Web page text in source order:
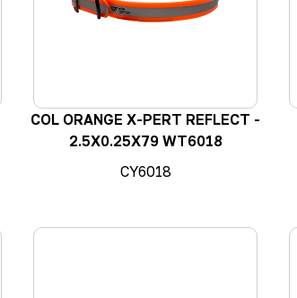
COL ORANGE X-PERT REFLECT -
2.5X0.25X79 WT6018
CY6018